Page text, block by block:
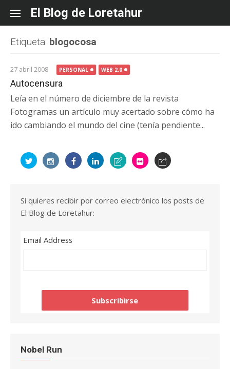
content
El Blog de Loretahur
Etiqueta: blogocosa
27 abril 2008 PERSONAL WEB 2.0
Autocensura
Leía en el número de diciembre de la revista
Fotogramas un artículo muy acertado sobre cómo ha
ido cambiando el mundo del cine (tenía pendiente...
Si quieres recibir por correo electrónico los posts de
El Blog de Loretahur:
Email Address
Nobel Run